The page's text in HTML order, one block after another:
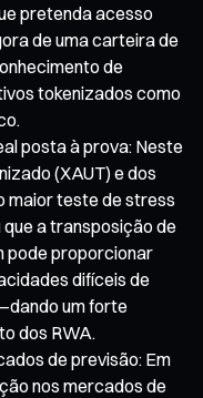
pretenda acesso
de uma carteira de
de
tokenizados como
posta à prova: Neste
(XAUT) e dos
maior teste de stress
a transposição de
pode proporcionar
difíceis de
um forte
dos RWA.
de previsão: Em
nos mercados de